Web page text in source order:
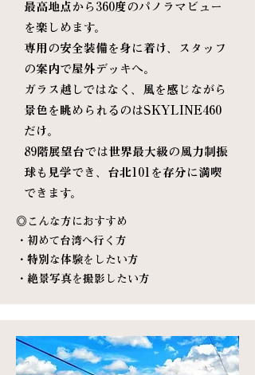
最高地点から360度のパノラマビュー
を楽しめます。
専用の安全装備を身に着け、スタッフ
の案内で屋外デッキへ。
ガラス越しではなく、風を感じながら
景色を眺められるのはSKYLINE460
だけ。
89階展望台では世界最大級の風力制振
球も見学でき、台北101を存分に満喫
できます。​
◎こんな方におすすめ
・初めて台湾へ行く方
・特別な体験をしたい方
・絶景写真を撮影したい方